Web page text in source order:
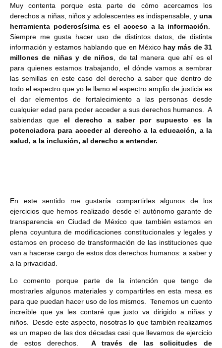
Muy contenta porque esta parte de cómo acercamos los
derechos a niñas, niños y adolescentes es indispensable, y una
herramienta poderosísima es el acceso a la información.
Siempre me gusta hacer uso de distintos datos, de distinta
información y estamos hablando que en Méxicohay más de 31
millones de niñas y de niños, de tal manera que ahí es el
para quienes estamos trabajando, el dónde vamos a sembrar
las semillas en este caso del derecho a saber que dentro de
todo el espectro que yo le llamo el espectro amplio de justicia es
el dar elementos de fortalecimiento a las personas desde
cualquier edad para poder acceder a sus derechos humanos. A
sabiendas que el derecho a saber por supuesto es la
potenciadora para acceder al derecho a la educación, a la
salud, a la inclusión, al derecho a entender.
En este sentido me gustaría compartirles algunos de los
ejercicios que hemos realizado desde el autónomo garante de
transparencia en Ciudad de México que también estamos en
plena coyuntura de modificaciones constitucionales y legales y
estamos en proceso de transformación de las instituciones que
van a hacerse cargo de estos dos derechos humanos: a saber y
a la privacidad.
Lo comento porque parte de la intención que tengo de
mostrarles algunos materiales y compartirles en esta mesa es
para que puedan hacer uso de los mismos. Tenemos un cuento
increíble que ya les contaré que justo va dirigido a niñas y
niños. Desde este aspecto, nosotras lo que también realizamos
es un mapeo de las dos décadas casi que llevamos de ejercicio
de estos derechos. A través de las solicitudes de